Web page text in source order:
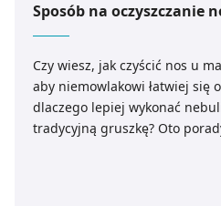
Sposób na oczyszczanie
Czy wiesz, jak czyścić nos u
aby niemowlakowi łatwiej się
dlaczego lepiej wykonać
tradycyjną gruszkę? Oto